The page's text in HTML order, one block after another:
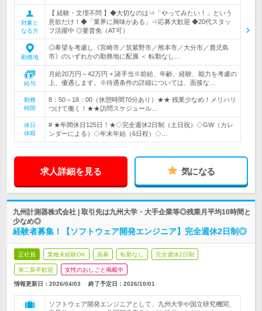
対象と
なる方
【 経験・文理不問 】◆大切なのは⇒「やってみたい！」という
意欲だけ！◆「業界に興味がある」⇒応募大歓迎 ◆20代スタッ
フ活躍中 ◎要普免（AT可）
勤務地
◎希望を考慮し《宮崎市／筑紫野市／熊本市／大分市／鹿児島
市》のいずれかの勤務地に配属 ＜ 転勤なし…
給与
月給20万円～42万円 + 諸手当※前給、年齢、経験、能力を考慮の
上、優遇します。※待遇条件の詳細については、面接な…
勤務
時間
8：50～18：00（休憩時間70分あり）★★ 残業少なめ！メリハリ
つけて働く！★★訪問スケジュール…
休日
休暇
# ★年間休日125日！★◇完全週休2日制（土日祝）◇GW（カレ
ンダーによる）◇年末年始（6日程）◇…
求人詳細を見る 気になる
九州計測器株式会社 | 取引先は九州大学・大手企業等◎残業月平均10時間と
少なめ◎
経験者募集！【ソフトウェア開発エンジニア】完全週休2日制◎
正社員 業種未経験OK 急募 転勤なし 完全週休2日制
第二新卒歓迎 女性のおしごと掲載中
情報更新日：2026/04/03 終了予定日： 2026/10/01
ソフトウェア開発エンジニアとして、九州大学や国立研究機関、